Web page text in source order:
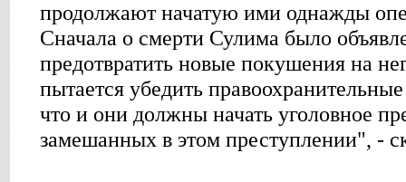
продолжают начатую ими однажды
Сначала о смерти Сулима было
предотвратить новые покушения на
пытается убедить
что и они должны начать уголовное
замешанных в этом преступлении", -